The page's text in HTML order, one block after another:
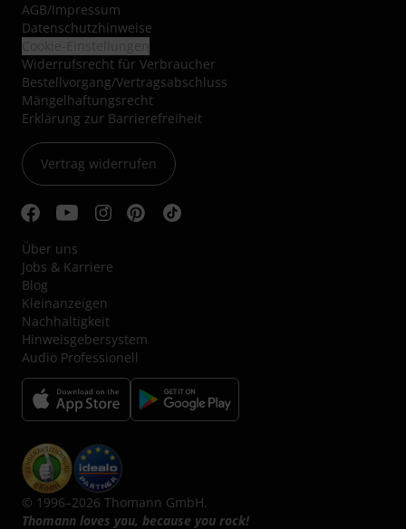
AGB/Impressum
Datenschutzhinweise
Widerrufsrecht für Verbraucher
Bestellvorgang/Vertragsabschluss
Mängelhaftungsrecht
Erklärung zur Barrierefreiheit
Vertrag widerrufen
Über uns
Jobs & Karriere
Blog
Kleinanzeigen
Nachhaltigkeit
Hinweisgebersystem
Audio Professionell
© 1996–2026 Thomann GmbH.
Thomann loves you, because you rock!